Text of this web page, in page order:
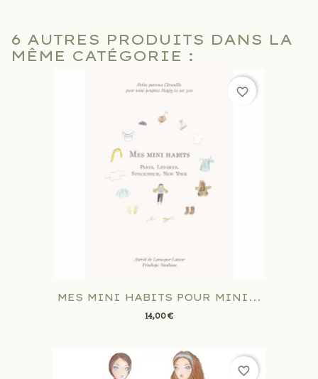
6 AUTRES PRODUITS DANS LA
MÊME CATÉGORIE :
MES MINI HABITS POUR MINI...
14,00 €
favorite_border
favorite_border